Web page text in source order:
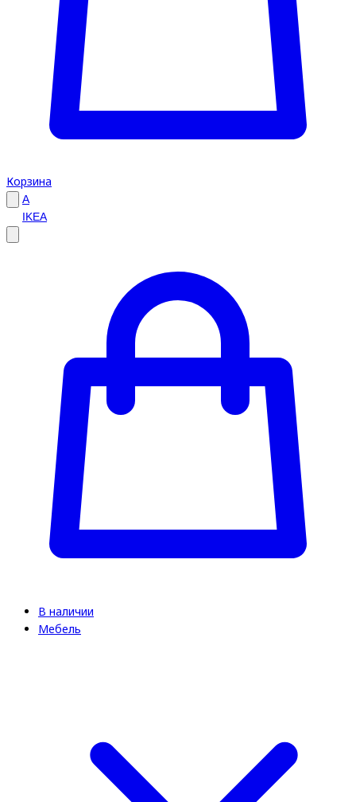
Корзина
A
IKEA
В наличии
Мебель